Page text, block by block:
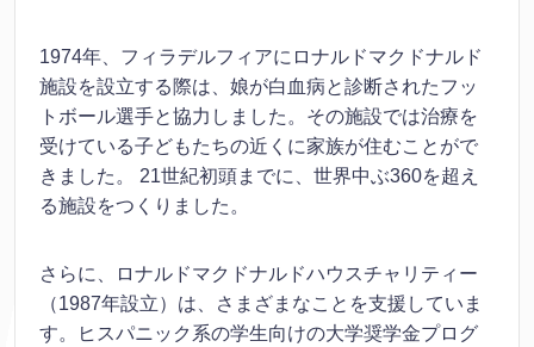
1974年、フィラデルフィアにロナルドマクドナルド
施設を設立する際は、娘が白血病と診断されたフッ
トボール選手と協力しました。その施設では治療を
受けている子どもたちの近くに家族が住むことがで
きました。 21世紀初頭までに、世界中ぶ360を超え
る施設をつくりました。
さらに、ロナルドマクドナルドハウスチャリティー
（1987年設立）は、さまざまなことを支援していま
す。ヒスパニック系の学生向けの大学奨学金プログ